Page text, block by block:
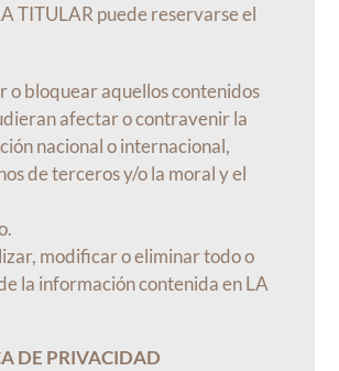
TITULAR puede reservarse el
o bloquear aquellos contenidos
afectar o contravenir la
nacional o internacional,
de terceros y/o la moral y el
modificar o eliminar todo o
la información contenida en LA
DE PRIVACIDAD